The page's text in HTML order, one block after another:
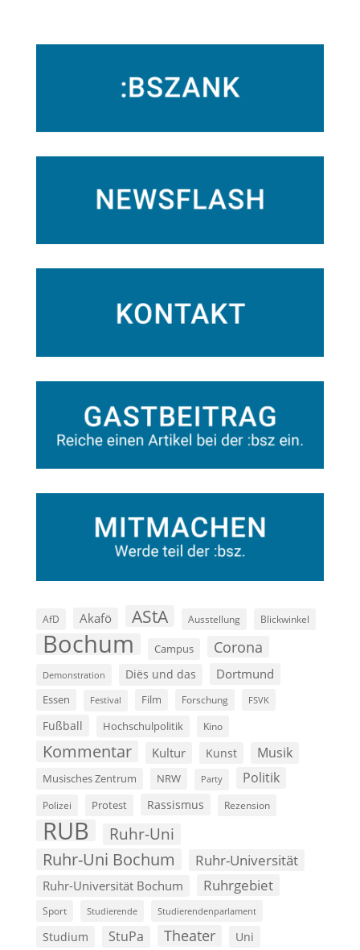
AfD Akafö AStA Ausstellung Blickwinkel
Bochum Campus Corona
Demonstration Diës und das Dortmund
Essen Festival Film Forschung FSVK
Fußball Hochschulpolitik Kino
Kommentar Kultur Kunst Musik
Musisches Zentrum NRW Party Politik
Polizei Protest Rassismus Rezension
RUB Ruhr-Uni
Ruhr-Uni Bochum Ruhr-Universität
Ruhr-Universität Bochum Ruhrgebiet
Sport Studierende Studierendenparlament
Studium StuPa Theater Uni